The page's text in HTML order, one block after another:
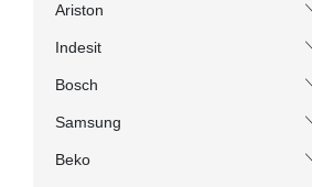
Ariston
Indesit
Bosch
Samsung
Beko